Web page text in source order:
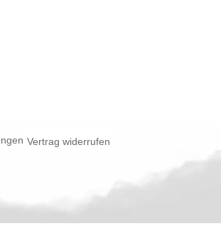
Vertrag widerrufen